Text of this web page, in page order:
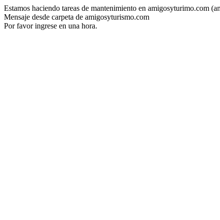
Estamos haciendo tareas de mantenimiento en amigosyturimo.com
Mensaje desde carpeta de amigosyturismo.com
Por favor ingrese en una hora.